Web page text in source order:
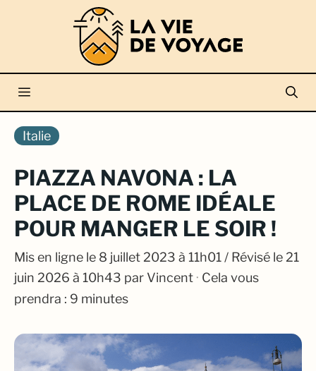
Menu
Italie
PIAZZA NAVONA : LA
PLACE DE ROME IDÉALE
POUR MANGER LE SOIR !
Mis en ligne le 8 juillet 2023 à 11h01 / Révisé le 21
juin 2026 à 10h43 par Vincent · Cela vous
prendra : 9 minutes